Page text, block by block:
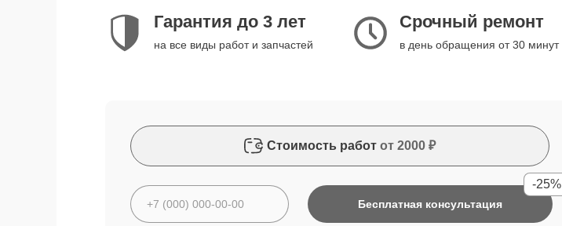
Гарантия до 3 лет
на все виды работ и запчастей
Срочный ремонт
в день обращения от 30 минут
Стоимость работ от 2000 ₽
Бесплатная консультация
-25%